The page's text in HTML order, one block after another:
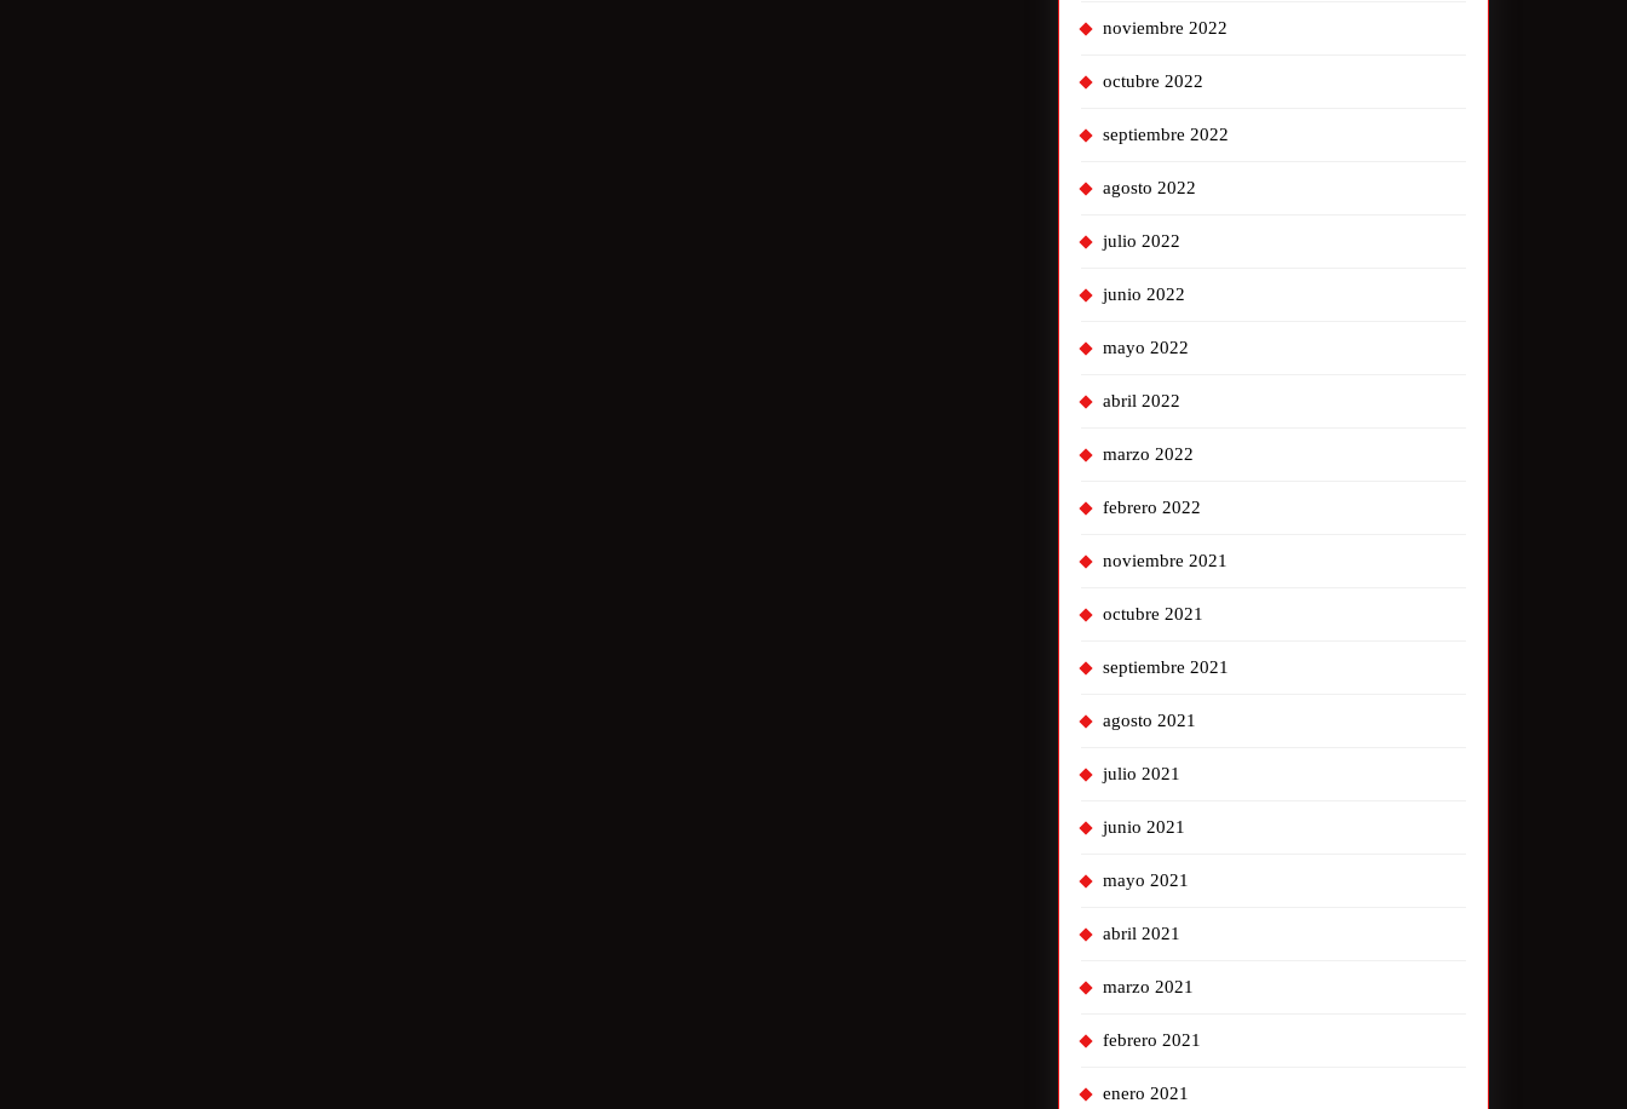
noviembre 2022
octubre 2022
septiembre 2022
agosto 2022
julio 2022
junio 2022
mayo 2022
abril 2022
marzo 2022
febrero 2022
noviembre 2021
octubre 2021
septiembre 2021
agosto 2021
julio 2021
junio 2021
mayo 2021
abril 2021
marzo 2021
febrero 2021
enero 2021